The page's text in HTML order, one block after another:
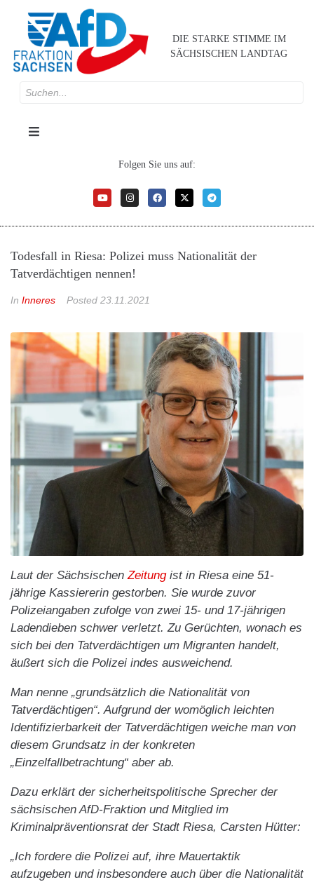
DIE STARKE STIMME IM
SÄCHSISCHEN LANDTAG
Folgen Sie uns auf:
Todesfall in Riesa: Polizei muss Nationalität der
Tatverdächtigen nennen!
In Inneres Posted 23.11.2021
Laut der SächsischenZeitungist in Riesa eine 51-
jährige Kassiererin gestorben. Sie wurde zuvor
Polizeiangaben zufolge von zwei 15- und 17-jährigen
Ladendieben schwer verletzt. Zu Gerüchten, wonach es
sich bei den Tatverdächtigen um Migranten handelt,
äußert sich die Polizei indes ausweichend.
Man nenne „grundsätzlich die Nationalität von
Tatverdächtigen“. Aufgrund der womöglich leichten
Identifizierbarkeit der Tatverdächtigen weiche man von
diesem Grundsatz in der konkreten
„Einzelfallbetrachtung“ aber ab.
Dazu erklärt der sicherheitspolitische Sprecher der
sächsischen AfD-Fraktion und Mitglied im
Kriminalpräventionsrat der Stadt Riesa, Carsten Hütter:
„Ich fordere die Polizei auf, ihre Mauertaktik
aufzugeben und insbesondere auch über die Nationalität